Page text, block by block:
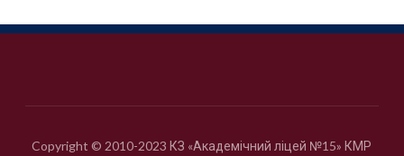
Copyright © 2010-2023 КЗ «Академічний ліцей №15» КМР